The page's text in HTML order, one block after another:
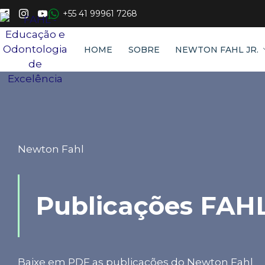
+55 41 99961 7268
HOME SOBRE NEWTON FAHL JR.
Newton Fahl
Publicações
Baixe em PDF as publicações do Newton Fahl